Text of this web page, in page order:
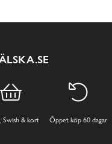
Swish & kort Öppet köp 60 dagar